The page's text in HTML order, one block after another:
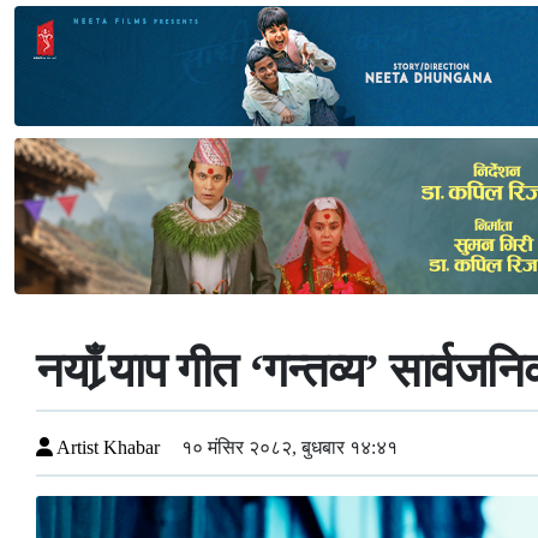
नयाँ र्‍याप गीत ‘गन्तव्य’
Artist Khabar १० मंसिर २०८२, बुधबार १४:४१